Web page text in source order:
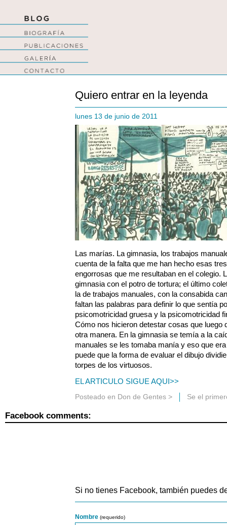
Quiero entrar en la leyenda
lunes 13 de junio de 2011
Las marías. La gimnasia, los trabajos
cuenta de la falta que me han hecho esas
engorrosas que me resultaban en el colegio.
gimnasia con el potro de tortura; el último
la de trabajos manuales, con la consabida
faltan las palabras para definir lo que sentía
psicomotricidad gruesa y la psicomotricidad
Cómo nos hicieron detestar cosas que luego
otra manera. En la gimnasia se temía a la
manuales se les tomaba manía y eso que
puede que la forma de evaluar el dibujo
torpes de los virtuosos.
EL ARTICULO SIGUE AQUI>>
Posteado en Don de Gentes > Se el
Facebook comments:
Si no tienes Facebook, también puedes
Nombre (requerido)